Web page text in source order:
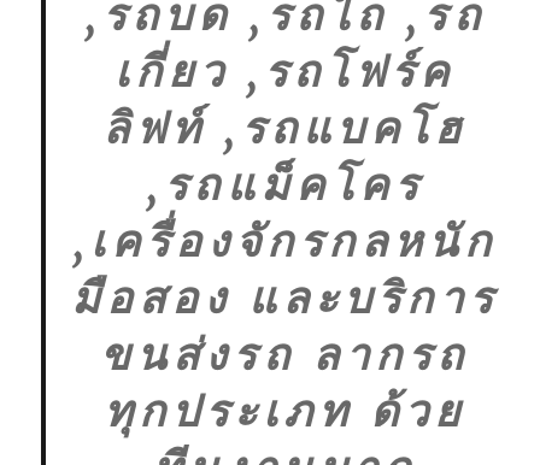
,รถบด ,รถไถ ,รถ
เกี่ยว ,รถโฟร์ค
ลิฟท์ ,รถแบคโฮ
,รถแม็คโคร
,เครื่องจักรกลหนัก
มือสอง และบริการ
ขนส่งรถ ลากรถ
ทุกประเภท ด้วย